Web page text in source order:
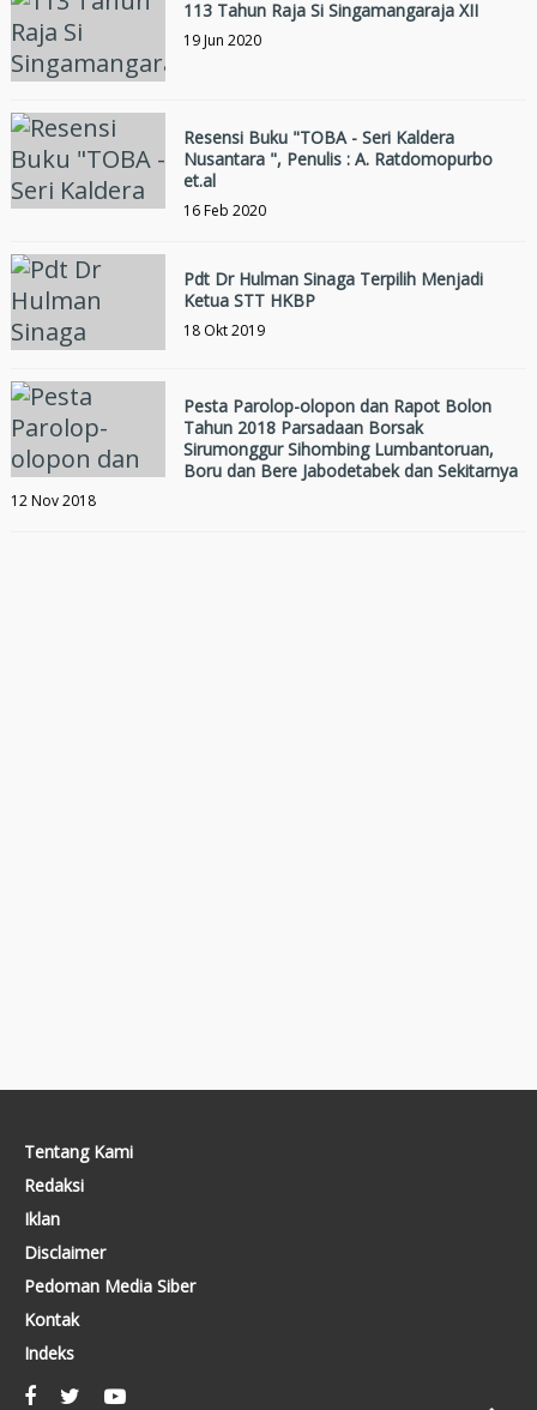
113 Tahun Raja Si Singamangaraja XII
19 Jun 2020
Resensi Buku "TOBA - Seri Kaldera
Nusantara ", Penulis : A. Ratdomopurbo
et.al
16 Feb 2020
Pdt Dr Hulman Sinaga Terpilih Menjadi
Ketua STT HKBP
18 Okt 2019
Pesta Parolop-olopon dan Rapot Bolon
Tahun 2018 Parsadaan Borsak
Sirumonggur Sihombing Lumbantoruan,
Boru dan Bere Jabodetabek dan Sekitarnya
12 Nov 2018
Tentang Kami
Redaksi
Iklan
Disclaimer
Pedoman Media Siber
Kontak
Indeks